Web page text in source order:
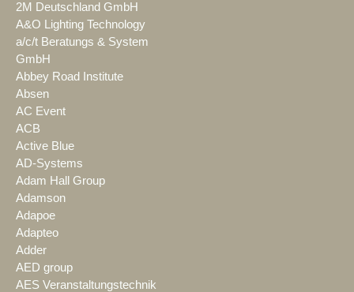
2M Deutschland GmbH
A&O Lighting Technology
a/c/t Beratungs & System
GmbH
Abbey Road Institute
Absen
AC Event
ACB
Active Blue
AD-Systems
Adam Hall Group
Adamson
Adapoe
Adapteo
Adder
AED group
AES Veranstaltungstechnik